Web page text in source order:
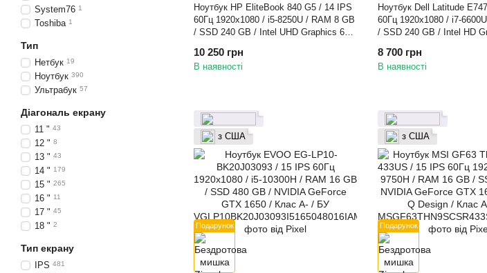
Ноутбук HP EliteBook 840 G5 / 14 IPS
60Гц 1920x1080 / i5-8250U / RAM 8 GB
/ SSD 240 GB / Intel UHD Graphics 620
10 250 грн
В наявності
Ноутбук Dell Latitude
60Гц 1920x1080 / i7-
/ SSD 240 GB / Intel HD
8 700 грн
В наявності
Подарунок
з США
Подарунок
з США
System76 1
Toshiba 1
Тип
Нетбук 19
Ноутбук 390
Ультрабук 57
Діагональ екрану
11 " 43
12 " 8
13 " 43
14 " 179
15 " 265
16 " 11
17 " 45
18 " 2
Тип екрану
IPS 481